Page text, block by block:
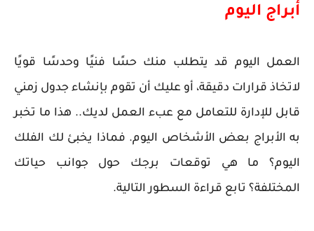
أبراج اليوم
العمل اليوم قد يتطلب منك حسًا فنيًا وحدسًا قويًا
لاتخاذ قرارات دقيقة، أو عليك أن تقوم بإنشاء جدول زمني
قابل للإدارة للتعامل مع عبء العمل لديك.. هذا ما تخبر
به الأبراج بعض الأشخاص اليوم. فماذا يخبئ لك الفلك
اليوم؟ ما هي توقعات برجك حول جوانب حياتك
المختلفة؟ تابع قراءة السطور التالية.